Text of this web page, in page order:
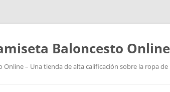
Baloncesto
Online – Una tienda de alta calificación sobre la ropa